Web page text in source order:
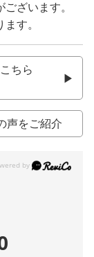
ざいます。
す。
ちら
声をご紹介